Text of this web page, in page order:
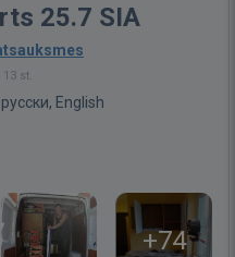
25.7 SIA
st.
English
+74